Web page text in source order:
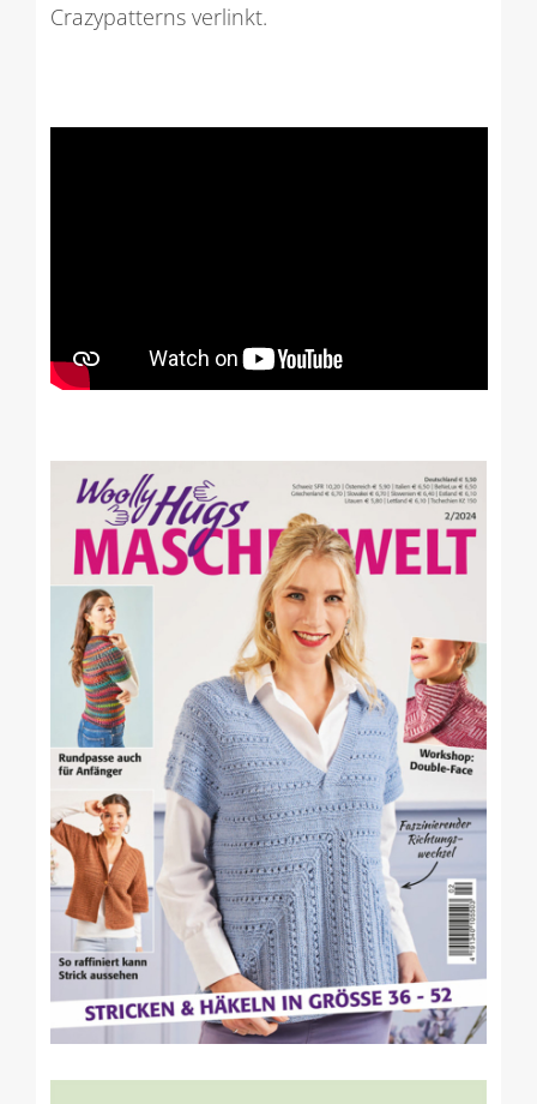
Crazypatterns verlinkt.